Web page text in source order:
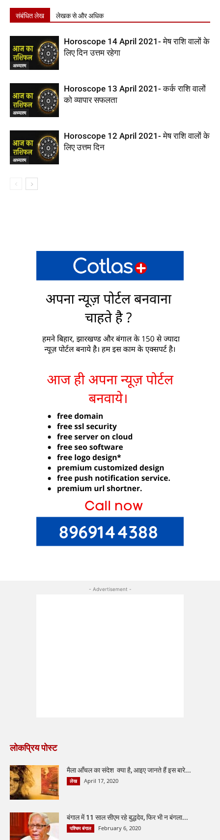
संबंधित लेख लेखक से और अधिक
अध्यात्म
Horoscope 14 April 2021- मेष राशि वालों के
लिए दिन उत्तम रहेगा
अध्यात्म
Horoscope 13 April 2021- कर्क राशि वालों
को व्यापार सफलता
अध्यात्म
Horoscope 12 April 2021- मेष राशि वालों के
लिए उत्तम दिन
- Advertisement -
लोकप्रिय पोस्ट
मैला आँचल का संदेश क्या है, आइए जानते हैं इस बारे...
लेख April 17, 2020
बंगाल में 11 साल सीएम रहे बुद्धदेव, फिर भी न बंगला...
पश्चिम बंगाल February 6, 2020